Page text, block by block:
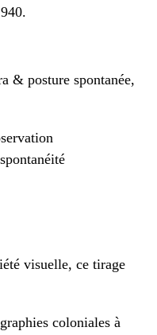
& posture spontanée,
visuelle, ce tirage
coloniales à